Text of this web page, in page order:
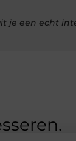
je een echt